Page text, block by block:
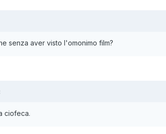
senza aver visto l'omonimo film?
ciofeca.